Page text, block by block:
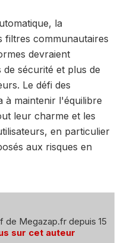
la
filtres communautaires
devraient
sécurité et plus de
Le défi des
à maintenir l'équilibre
leur charme et les
en particulier
aux risques en
de Megazap.fr depuis 15
sur cet auteur